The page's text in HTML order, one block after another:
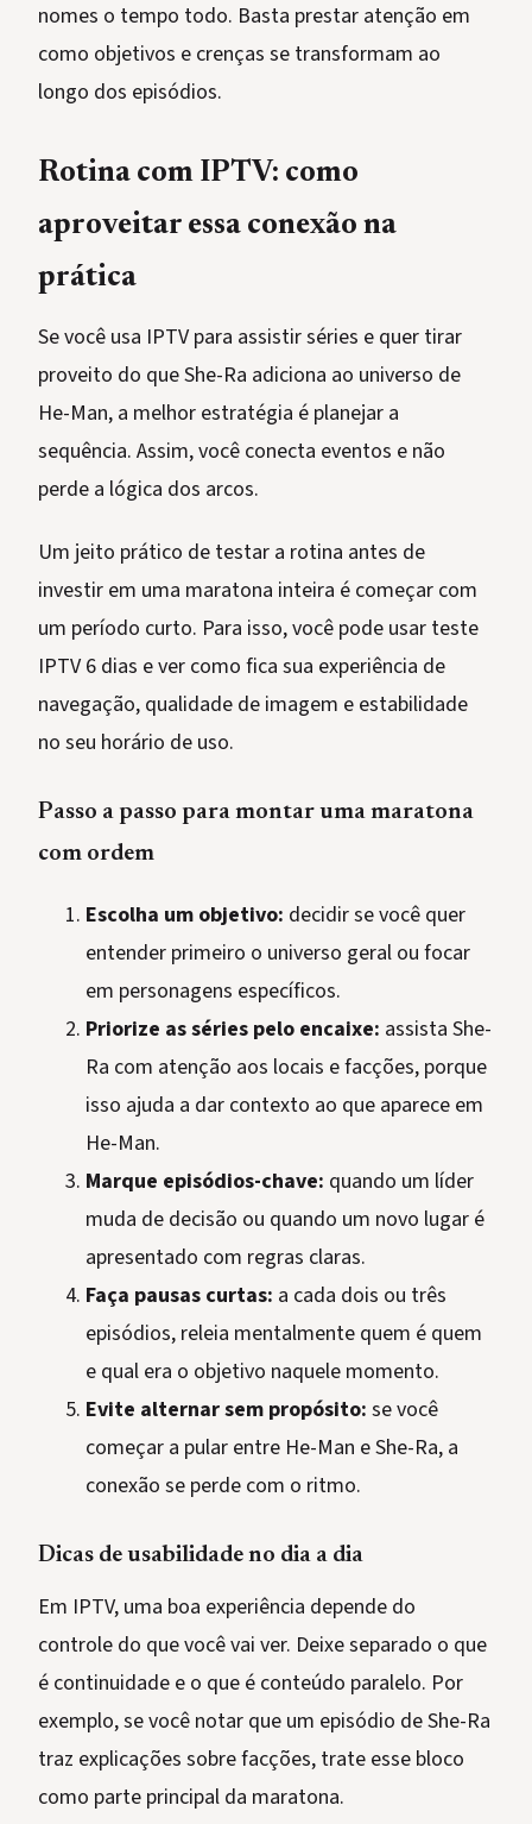
nomes o tempo todo. Basta prestar atenção em
como objetivos e crenças se transformam ao
longo dos episódios.
Rotina com IPTV: como
aproveitar essa conexão na
prática
Se você usa IPTV para assistir séries e quer tirar
proveito do que She-Ra adiciona ao universo de
He-Man, a melhor estratégia é planejar a
sequência. Assim, você conecta eventos e não
perde a lógica dos arcos.
Um jeito prático de testar a rotina antes de
investir em uma maratona inteira é começar com
um período curto. Para isso, você pode usar teste
IPTV 6 dias e ver como fica sua experiência de
navegação, qualidade de imagem e estabilidade
no seu horário de uso.
Passo a passo para montar uma maratona
com ordem
Escolha um objetivo: decidir se você quer
entender primeiro o universo geral ou focar
em personagens específicos.
Priorize as séries pelo encaixe: assista She-
Ra com atenção aos locais e facções, porque
isso ajuda a dar contexto ao que aparece em
He-Man.
Marque episódios-chave: quando um líder
muda de decisão ou quando um novo lugar é
apresentado com regras claras.
Faça pausas curtas: a cada dois ou três
episódios, releia mentalmente quem é quem
e qual era o objetivo naquele momento.
Evite alternar sem propósito: se você
começar a pular entre He-Man e She-Ra, a
conexão se perde com o ritmo.
Dicas de usabilidade no dia a dia
Em IPTV, uma boa experiência depende do
controle do que você vai ver. Deixe separado o que
é continuidade e o que é conteúdo paralelo. Por
exemplo, se você notar que um episódio de She-Ra
traz explicações sobre facções, trate esse bloco
como parte principal da maratona.